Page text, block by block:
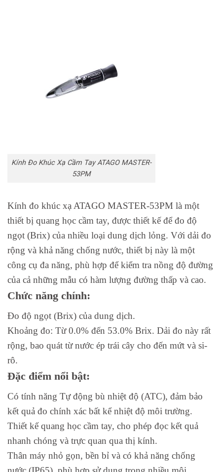
Kính Đo Khúc Xạ Cầm Tay ATAGO MASTER-
53PM
Kính đo khúc xạ ATAGO MASTER-53PM là một
thiết bị quang học cầm tay, được thiết kế để đo độ
ngọt (Brix) của nhiều loại dung dịch lỏng. Với dải đo
rộng và khả năng chống nước, thiết bị này là một
công cụ đa năng, phù hợp để kiểm tra nồng độ đường
của cả những mẫu có hàm lượng đường thấp và cao.
Chức năng chính:
Đo độ ngọt (Brix) của dung dịch.
Khoảng đo: Từ 0.0% đến 53.0% Brix. Dải đo này rất
rộng, bao quát từ nước ép trái cây cho đến mứt và si-
rô.
Đặc điểm nổi bật:
Có tính năng Tự động bù nhiệt độ (ATC), đảm bảo
kết quả đo chính xác bất kể nhiệt độ môi trường.
Thiết kế quang học cầm tay, cho phép đọc kết quả
nhanh chóng và trực quan qua thị kính.
Thân máy nhỏ gọn, bền bỉ và có khả năng chống